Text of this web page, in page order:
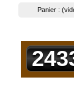
Panier :